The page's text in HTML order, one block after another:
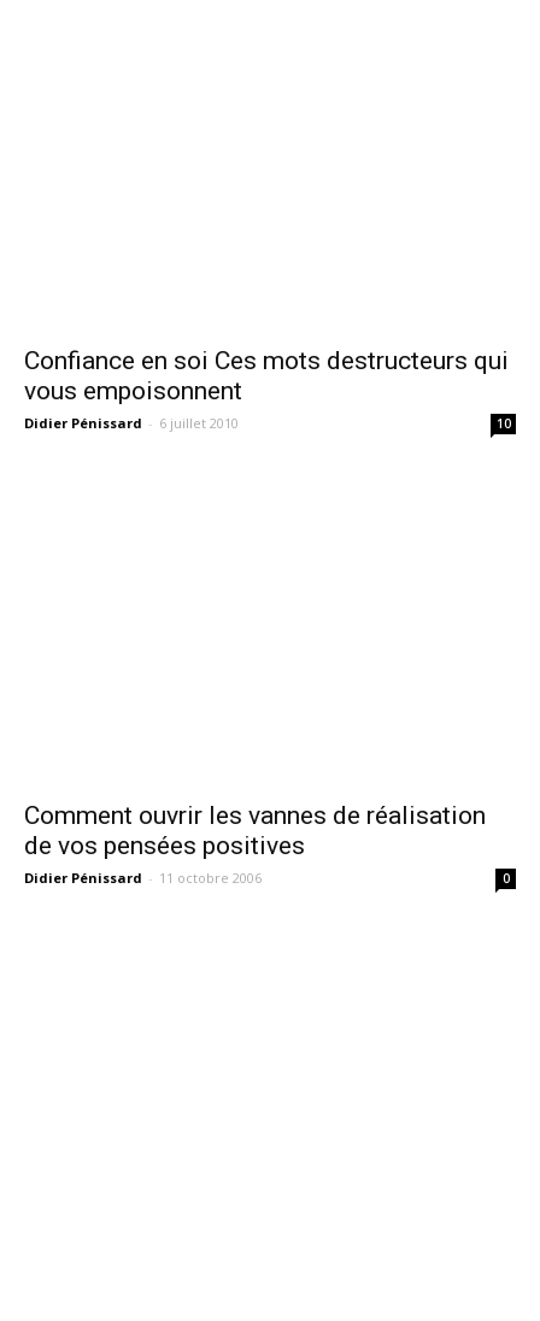
Confiance en soi Ces mots destructeurs qui
vous empoisonnent
Didier Pénissard - 6 juillet 2010 10
Comment ouvrir les vannes de réalisation
de vos pensées positives
Didier Pénissard - 11 octobre 2006 0